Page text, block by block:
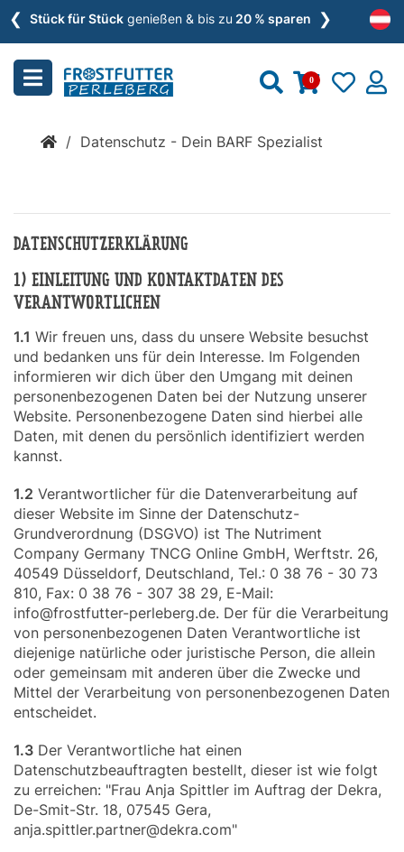
Stück für Stück genießen & bis zu 20 % sparen
❮ ❯
0
Menu
schließen
Kategorien
Nassfutter
»
Zusätze
»
Snacks
Pakete
»
Angebote
BARF
Magazin
/ Datenschutz - Dein BARF Spezialist
DATENSCHUTZERKLÄRUNG
1) EINLEITUNG UND KONTAKTDATEN DES
VERANTWORTLICHEN
1.1 Wir freuen uns, dass du unsere Website besuchst
und bedanken uns für dein Interesse. Im Folgenden
informieren wir dich über den Umgang mit deinen
personenbezogenen Daten bei der Nutzung unserer
Website. Personenbezogene Daten sind hierbei alle
Daten, mit denen du persönlich identifiziert werden
kannst.
1.2 Verantwortlicher für die Datenverarbeitung auf
dieser Website im Sinne der Datenschutz-
Grundverordnung (DSGVO) ist The Nutriment
Company Germany TNCG Online GmbH, Werftstr. 26,
40549 Düsseldorf, Deutschland, Tel.: 0 38 76 - 30 73
810, Fax: 0 38 76 - 307 38 29, E-Mail:
info@frostfutter-perleberg.de. Der für die Verarbeitung
von personenbezogenen Daten Verantwortliche ist
diejenige natürliche oder juristische Person, die allein
oder gemeinsam mit anderen über die Zwecke und
Mittel der Verarbeitung von personenbezogenen Daten
entscheidet.
1.3 Der Verantwortliche hat einen
Datenschutzbeauftragten bestellt, dieser ist wie folgt
zu erreichen: "Frau Anja Spittler im Auftrag der Dekra,
De-Smit-Str. 18, 07545 Gera,
anja.spittler.partner@dekra.com"